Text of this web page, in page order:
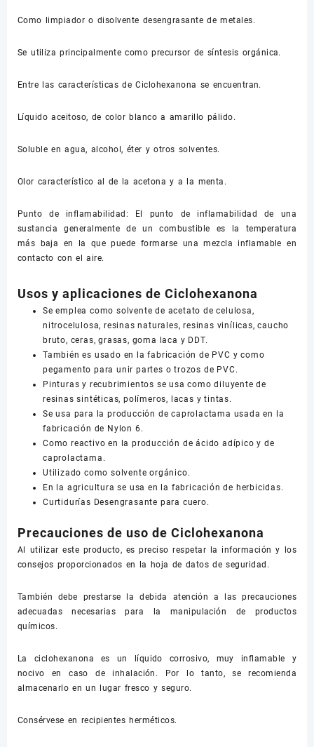
Como limpiador o disolvente desengrasante de metales.
Se utiliza principalmente como precursor de síntesis orgánica.
Entre las características de Ciclohexanona se encuentran.
Líquido aceitoso, de color blanco a amarillo pálido.
Soluble en agua, alcohol, éter y otros solventes.
Olor característico al de la acetona y a la menta.
Punto de inflamabilidad: El punto de inflamabilidad de una
sustancia generalmente de un combustible es la temperatura
más baja en la que puede formarse una mezcla inflamable en
contacto con el aire.
Usos y aplicaciones de Ciclohexanona
Se emplea como solvente de acetato de celulosa,
nitrocelulosa, resinas naturales, resinas vinílicas, caucho
bruto, ceras, grasas, goma laca y DDT.
También es usado en la fabricación de PVC y como
pegamento para unir partes o trozos de PVC.
Pinturas y recubrimientos se usa como diluyente de
resinas sintéticas, polímeros, lacas y tintas.
Se usa para la producción de caprolactama usada en la
fabricación de Nylon 6.
Como reactivo en la producción de ácido adípico y de
caprolactama.
Utilizado como solvente orgánico.
En la agricultura se usa en la fabricación de herbicidas.
Curtidurías Desengrasante para cuero.
Precauciones de uso de Ciclohexanona
Al utilizar este producto, es preciso respetar la información y los
consejos proporcionados en la hoja de datos de seguridad.
También debe prestarse la debida atención a las precauciones
adecuadas necesarias para la manipulación de productos
químicos.
La ciclohexanona es un líquido corrosivo, muy inflamable y
nocivo en caso de inhalación. Por lo tanto, se recomienda
almacenarlo en un lugar fresco y seguro.
Consérvese en recipientes herméticos.